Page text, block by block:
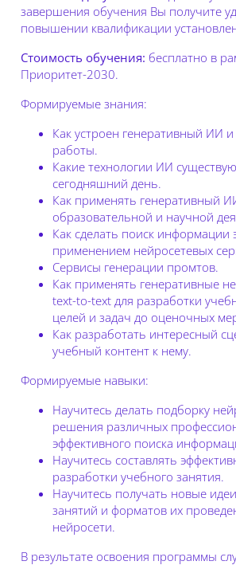
завершения обучения Вы получите
повышении квалификации
Стоимость обучения: бесплатно в
Приоритет-2030.
Формируемые знания:
Как устроен генеративный ИИ
работы.
Какие технологии ИИ
сегодняшний день.
Как применять генеративный
образовательной и научной
Как сделать поиск информации
применением нейросетевых
Сервисы генерации промтов.
Как применять генеративные
text-to-text для разработки
целей и задач до оценочных
Как разработать интересный
учебный контент к нему.
Формируемые навыки:
Научитесь делать подборку
решения различных
эффективного поиска
Научитесь составлять
разработки учебного занятия.
Научитесь получать новые
занятий и форматов их
нейросети.
В результате освоения программы